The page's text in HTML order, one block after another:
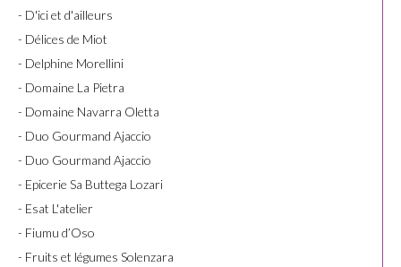
- D'ici et d'ailleurs
- Délices de Miot
- Delphine Morellini
- Domaine La Pietra
- Domaine Navarra Oletta
- Duo Gourmand Ajaccio
- Duo Gourmand Ajaccio
- Epicerie Sa Buttega Lozari
- Esat L'atelier
- Fiumu d’Oso
- Fruits et légumes Solenzara